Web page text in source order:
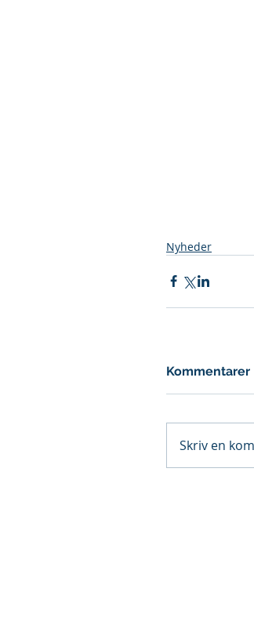
Nyheder
Kommentarer
Skriv en